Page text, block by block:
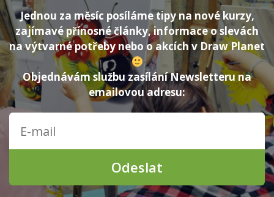
Jednou za měsíc posíláme tipy na nové kurzy,
zajímavé přínosné články, informace o slevách
na výtvarné potřeby nebo o akcích v Draw Planet
Objednávám službu zasílání Newsletteru na
emailovou adresu:
Odeslat